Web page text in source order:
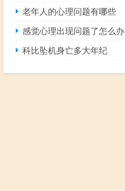
老年人的心理问题有哪些
感觉心理出现问题了怎么办
科比坠机身亡多大年纪